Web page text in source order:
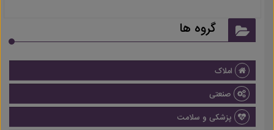
گروه ها
املاک
صنعتی
پزشکی و سلامت